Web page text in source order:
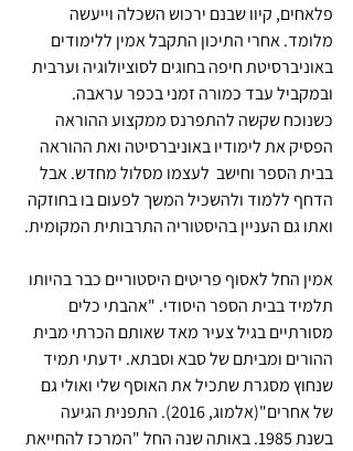
פלאחים, קיוו שבנם ירכוש השכלה וייעשה
מלומד. אחרי התיכון התקבל אמין ללימודים
באוניברסיטת חיפה בחוגים לסוציולוגיה וערבית
ובמקביל עבד כמורה זמני בכפר עראבה.
כשנוכח שקשה להתפרנס ממקצוע ההוראה
הפסיק את לימודיו באוניברסיטה ואת ההוראה
בבית הספר וחישב  לעצמו מסלול מחדש. אבל
הדחף ללמוד ולהשכיל המשך לפעום בו בחוזקה
ואתו גם העניין בהיסטוריה התרבותית המקומית.
אמין החל לאסוף פריטים היסטוריים כבר בהיותו
תלמיד בבית הספר היסודי. "אהבתי כלים
מסורתיים בגיל צעיר מאד שאותם הכרתי מבית
ההורים ומביתם של סבא וסבתא. ידעתי תמיד
שנחוץ מסגרת שתכיל את האוסף שלי ואולי גם
של אחרים"(אלמוג, 2016). התפנית הגיעה
בשנת 1985. באותה שנה החל "המרכז להחייאת